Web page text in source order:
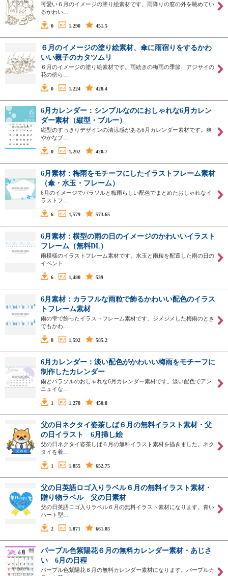
可愛い６月のイメージの塗り絵素材です。雨降りの窓の外を眺めてい
るかわい…
0 1,290 451.5
６月のイメージの塗り絵素材、傘に雨宿りをするかわ
いい親子のカタツムリ
６月のイメージの塗り絵素材です。雨続きの梅雨の季節、アジサイの
花の傍ら…
0 1,224 428.4
6月カレンダー：シンプルなのにおしゃれな6月カレン
ダー素材（縦型・ブルー）
縦型のすっきりデザインの清涼感がある6月カレンダー素材です。爽
やかなブ…
0 1,202 420.7
6月素材：梅雨をモチーフにしたイラストフレーム素材
（傘・水玉・フレーム）
6月のイメージでパラソルと梅雨らしい配色でまとめたおしゃれなイ
ラストフ…
6 1,579 573.65
6月素材：横型の雨の日のイメージのかわいいイラスト
フレーム（無料DL）
雨模様のイラストフレーム素材です。水玉と雨粒を配置した雨の日の
イベント…
6 1,480 539
6月素材：カラフルな雨粒で飾るかわいい配色のイラス
トフレーム素材
雨の雫で飾ったイラストフレーム素材です。ジメジメした梅雨のとき
でもかわ…
8 1,592 585.2
6月カレンダー：淡い配色がかわいい梅雨をモチーフに
制作したカレンダー
雨とパラソルのおしゃれな6月カレンダー素材です。淡い配色でアン
ニュイな…
1 1,278 450.8
父の日ネクタイ姿茶しば６月の無料イラスト素材・父
の日イラスト 6月挿し絵
父の日ネクタイ姿茶しば６月の無料イラスト素材を描きました。ネク
タイを着…
1 1,855 652.75
父の日英語ロゴ入りラベル６月の無料イラスト素材・
贈り物ラベル 父の日素材
父の日英語ロゴ入りラベル６月の無料イラスト素材になります。青い
ハート型…
2 1,871 661.85
パープル色紫陽花６月の無料カレンダー素材・あじさ
い 6月の日程
パープル色紫陽花６月の無料カレンダー素材になります。パープルカ